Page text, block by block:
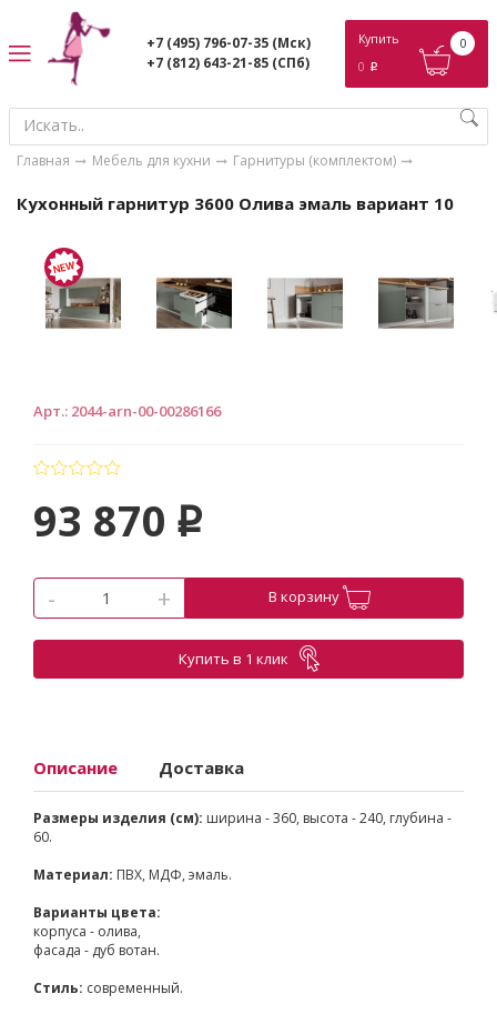
+7 (495) 796-07-35 (Мск)
+7 (812) 643-21-85 (СПб)
Купить
0 p
0
Главная Мебель для кухни Гарнитуры (комплектом)
Кухонный гарнитур 3600 Олива эмаль вариант 10
Арт.: 2044-arn-00-00286166
93 870 p
- + В корзину
Купить в 1 клик
Описание Доставка
Размеры изделия (см): ширина - 360, высота - 240, глубина -
60.
Материал: ПВХ, МДФ, эмаль.
Варианты цвета:
корпуса - олива,
фасада - дуб вотан.
Стиль: современный.